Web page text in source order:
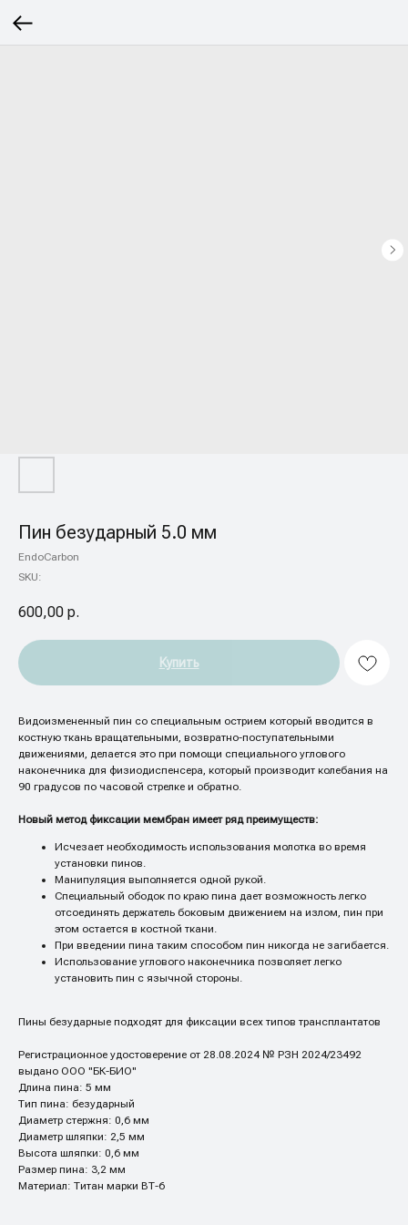
Пин безударный 5.0 мм
EndoCarbon
SKU:
600,00 р.
Купить
Видоизмененный пин со специальным острием который вводится в
костную ткань вращательными, возвратно-поступательными
движениями, делается это при помощи специального углового
наконечника для физиодиспенсера, который производит колебания на
90 градусов по часовой стрелке и обратно.
Новый метод фиксации мембран имеет ряд преимуществ:
Исчезает необходимость использования молотка во время
установки пинов.
Манипуляция выполняется одной рукой.
Специальный ободок по краю пина дает возможность легко
отсоединять держатель боковым движением на излом, пин при
этом остается в костной ткани.
При введении пина таким способом пин никогда не загибается.
Использование углового наконечника позволяет легко
установить пин с язычной стороны.
Пины безударные подходят для фиксации всех типов трансплантатов
Регистрационное удостоверение от 28.08.2024 № РЗН 2024/23492
выдано ООО "БК-БИО"
Длина пина: 5 мм
Тип пина: безударный
Диаметр стержня: 0,6 мм
Диаметр шляпки: 2,5 мм
Высота шляпки: 0,6 мм
Размер пина: 3,2 мм
Материал: Титан марки ВТ-6